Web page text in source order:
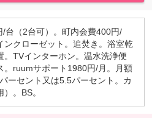
台（2台可）。町内会費400円/
ンクローゼット。追焚き。浴室乾
TVインターホン。温水洗浄便
。ruumサポート1980円/月。月額
ーセント又は5.5パーセント。カ
。BS。